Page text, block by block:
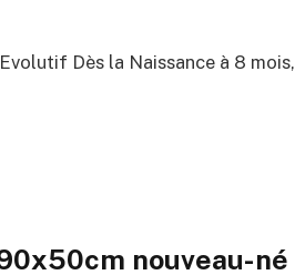
Dès la Naissance à 8 mois,
nouveau-né